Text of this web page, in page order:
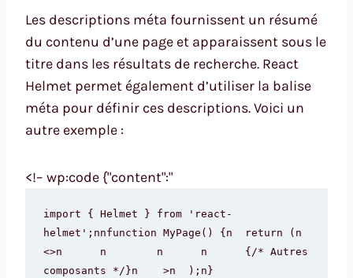
Les descriptions méta fournissent un résumé
du contenu d’une page et apparaissent sous le
titre dans les résultats de recherche. React
Helmet permet également d’utiliser la balise
méta pour définir ces descriptions. Voici un
autre exemple :
<!– wp:code {"content":"
import { Helmet } from 'react-
helmet';nnfunction MyPage() {n  return (n
<>n      n        n      n      {/* Autres
composants */}n    >n  );n}